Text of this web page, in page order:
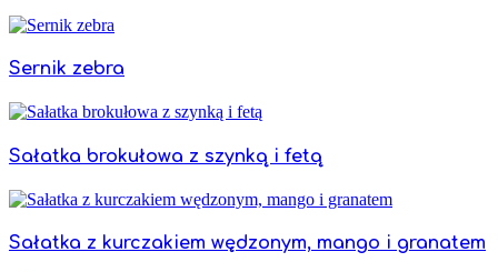
Sernik zebra
Sałatka brokułowa z szynką i fetą
Sałatka z kurczakiem wędzonym, mango i granatem